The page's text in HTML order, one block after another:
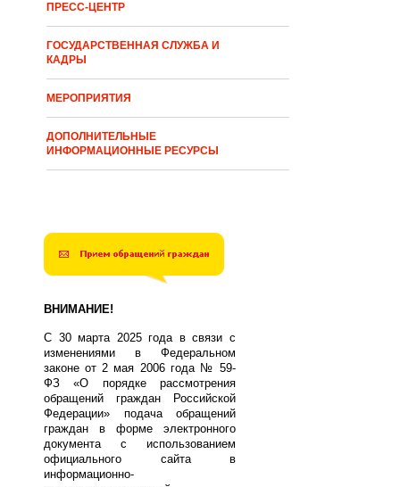
ПРЕСС-ЦЕНТР
ГОСУДАРСТВЕННАЯ СЛУЖБА И
КАДРЫ
МЕРОПРИЯТИЯ
ДОПОЛНИТЕЛЬНЫЕ
ИНФОРМАЦИОННЫЕ РЕСУРСЫ
ВНИМАНИЕ!
С 30 марта 2025 года в связи с
изменениями в Федеральном
законе от 2 мая 2006 года № 59-
ФЗ «О порядке рассмотрения
обращений граждан Российской
Федерации» подача обращений
граждан в форме электронного
документа с использованием
официального сайта в
информационно-